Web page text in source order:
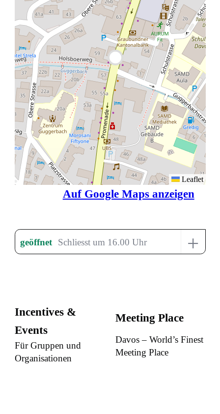
Leaflet
Auf Google Maps anzeigen
geöffnet Schliesst um 16.00 Uhr +
Incentives &
Events
Für Gruppen und
Organisationen
Meeting Place
Davos – World’s Finest
Meeting Place